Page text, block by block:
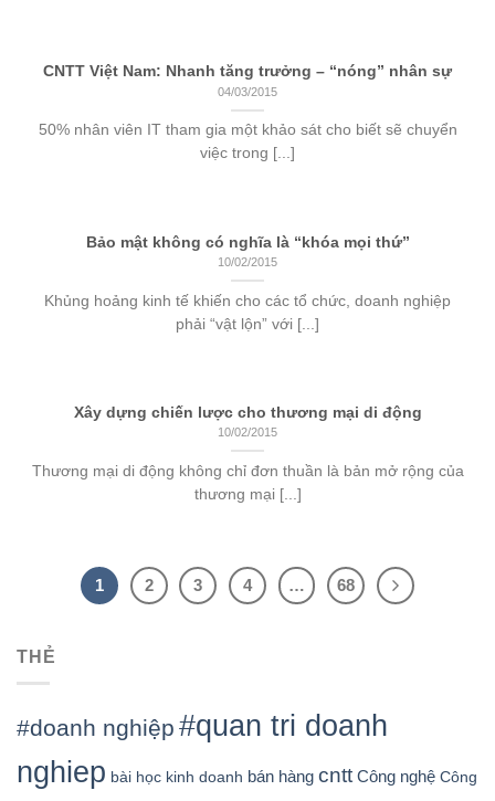
CNTT Việt Nam: Nhanh tăng trưởng – “nóng” nhân sự
04/03/2015
50% nhân viên IT tham gia một khảo sát cho biết sẽ chuyển
việc trong [...]
Bảo mật không có nghĩa là “khóa mọi thứ”
10/02/2015
Khủng hoảng kinh tế khiến cho các tổ chức, doanh nghiệp
phải “vật lộn” với [...]
Xây dựng chiến lược cho thương mại di động
10/02/2015
Thương mại di động không chỉ đơn thuần là bản mở rộng của
thương mại [...]
1 2 3 4 … 68
THẺ
#doanh nghiệp #quan tri doanh
nghiep bài học kinh doanh bán hàng cntt Công nghệ Công